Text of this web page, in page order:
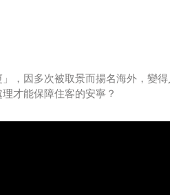
，因多次被取景而揚名海外，變
才能保障住客的安寧？